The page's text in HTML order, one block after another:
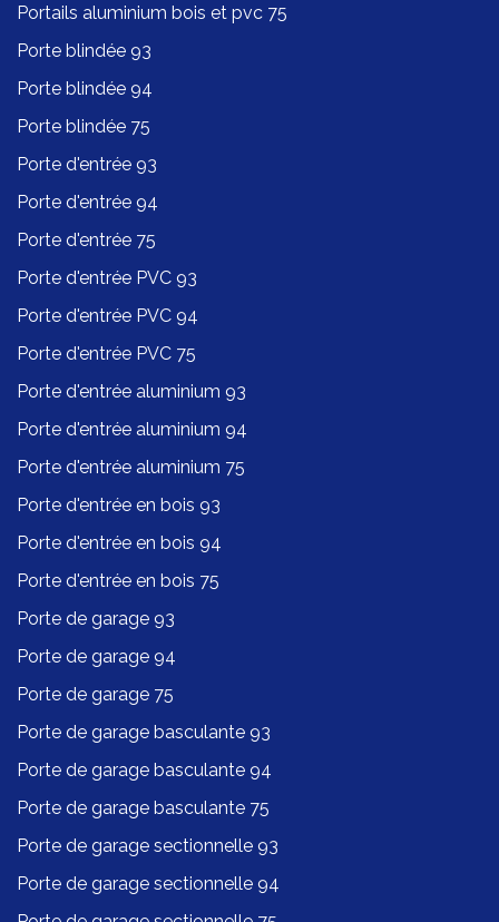
Portails aluminium bois et pvc 75
Porte blindée 93
Porte blindée 94
Porte blindée 75
Porte d'entrée 93
Porte d'entrée 94
Porte d'entrée 75
Porte d'entrée PVC 93
Porte d'entrée PVC 94
Porte d'entrée PVC 75
Porte d'entrée aluminium 93
Porte d'entrée aluminium 94
Porte d'entrée aluminium 75
Porte d'entrée en bois 93
Porte d'entrée en bois 94
Porte d'entrée en bois 75
Porte de garage 93
Porte de garage 94
Porte de garage 75
Porte de garage basculante 93
Porte de garage basculante 94
Porte de garage basculante 75
Porte de garage sectionnelle 93
Porte de garage sectionnelle 94